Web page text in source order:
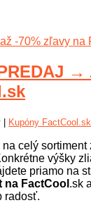
→
Kupóny
celý sortiment
výšky
priamo na
FactCool .sk
radosť.